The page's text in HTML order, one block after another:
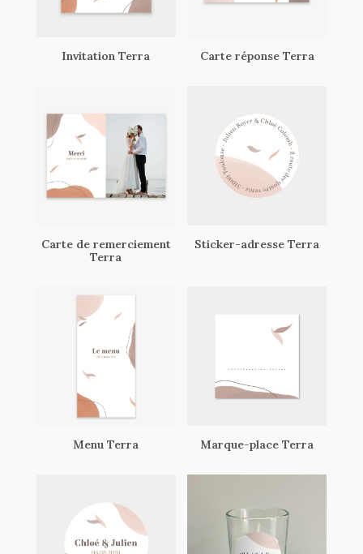
Invitation Terra Carte réponse Terra
Carte de remerciement
Terra
Sticker-adresse Terra
Menu Terra Marque-place Terra